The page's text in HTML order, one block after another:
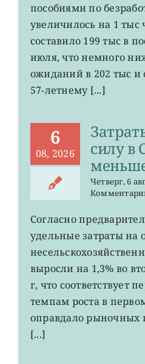
пособиями по
увеличилось на 1 тыс
составило 199 тыс в
июля, что немного
ожиданий в 202 тыс и
57-летнему [...]
6
08, 2026
силу в
Четверг, 6
Согласно
удельные затраты на
выросли на 1,3% во
г, что соответствует
темпам роста в
оправдало рыночных
[...]